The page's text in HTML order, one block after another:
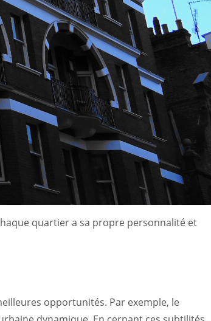
quartier a sa propre personnalité et
opportunités. Par exemple, le